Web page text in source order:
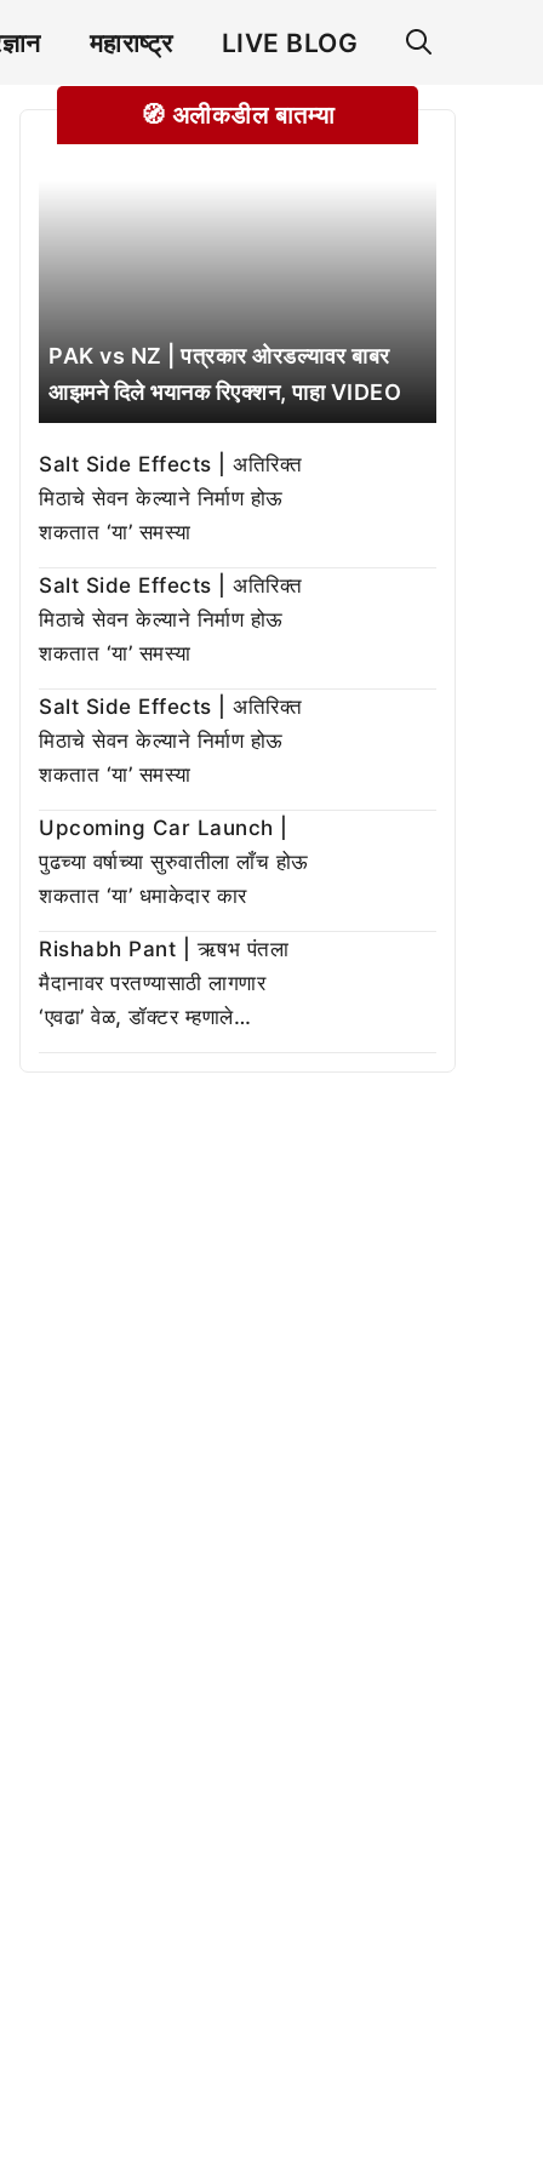
महाराष्ट्र LIVE BLOG
🧭 अलीकडील बातम्या
PAK vs NZ | पत्रकार ओरडल्यावर बाबर
आझमने दिले भयानक रिएक्शन, पाहा VIDEO
Salt Side Effects | अतिरिक्त
मिठाचे सेवन केल्याने निर्माण होऊ
शकतात ‘या’ समस्या
Salt Side Effects | अतिरिक्त
मिठाचे सेवन केल्याने निर्माण होऊ
शकतात ‘या’ समस्या
Salt Side Effects | अतिरिक्त
मिठाचे सेवन केल्याने निर्माण होऊ
शकतात ‘या’ समस्या
Upcoming Car Launch |
पुढच्या वर्षाच्या सुरुवातीला लाँच होऊ
शकतात ‘या’ धमाकेदार कार
Rishabh Pant | ऋषभ पंतला
मैदानावर परतण्यासाठी लागणार
‘एवढा’ वेळ, डॉक्टर म्हणाले…